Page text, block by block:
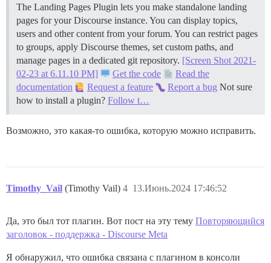
The Landing Pages Plugin lets you make standalone landing
pages for your Discourse instance. You can display topics,
users and other content from your forum. You can restrict pages
to groups, apply Discourse themes, set custom paths, and
manage pages in a dedicated git repository. [Screen Shot 2021-
02-23 at 6.11.10 PM]
Get the code
Read the
documentation
Request a feature Report a bug Not sure
how to install a plugin? Follow t…
Возможно, это какая-то ошибка, которую можно исправить.
Timothy_Vail (Timothy Vail) 13.Июнь.2024 17:46:52
4
Да, это был тот плагин. Вот пост на эту тему Повторяющийся
заголовок - поддержка - Discourse Meta
Я обнаружил, что ошибка связана с плагином в консоли